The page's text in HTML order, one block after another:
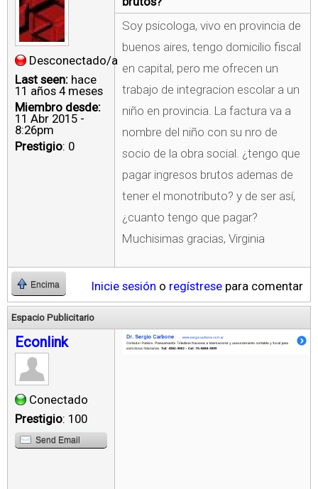
Desconectado/a
Last seen: hace
11 años 4 meses
Miembro desde:
11 Abr 2015 -
8:26pm
Prestigio: 0
Soy psicologa, vivo en provincia de
buenos aires, tengo domicilio fiscal
en capital, pero me ofrecen un
trabajo de integracion escolar a un
niño en provincia. La factura va a
nombre del niño con su nro de
socio de la obra social. ¿tengo que
pagar ingresos brutos ademas de
tener el monotributo? y de ser así,
¿cuanto tengo que pagar?
Muchisimas gracias, Virginia
Encima Inicie sesión o regístrese para comentar
Espacio Publicitario
Econlink
Conectado
Prestigio: 100
Send Email